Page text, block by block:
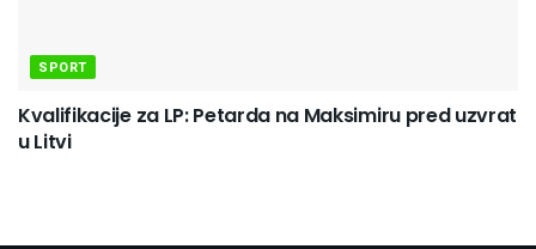
SPORT
Kvalifikacije za LP: Petarda na Maksimiru pred uzvrat
u Litvi